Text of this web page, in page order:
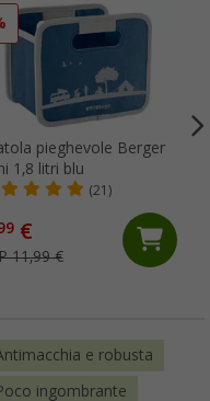
pieghevole Berger
1,8 litri blu
(21)
€
11,99 €
e robusta
ingombrante